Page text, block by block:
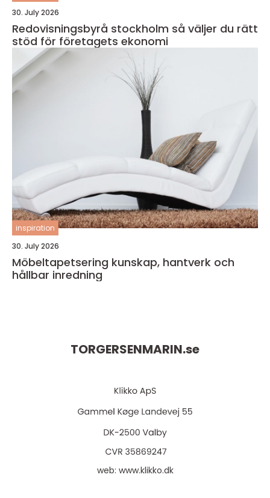
30. July 2026
Redovisningsbyrå stockholm så väljer du rätt
stöd för företagets ekonomi
inspiration
30. July 2026
Möbeltapetsering kunskap, hantverk och
hållbar inredning
TORGERSENMARIN.se
web: www.klikko.dk